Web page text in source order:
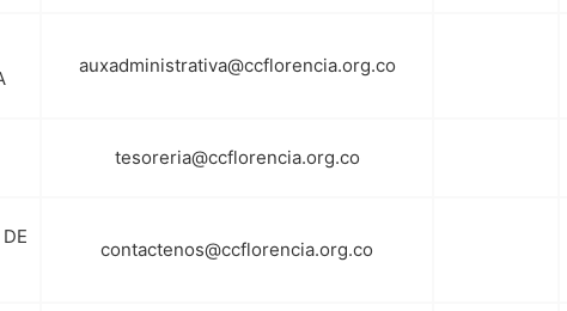
auxadministrativa@ccflorencia.org.co
tesoreria@ccflorencia.org.co
contactenos@ccflorencia.org.co